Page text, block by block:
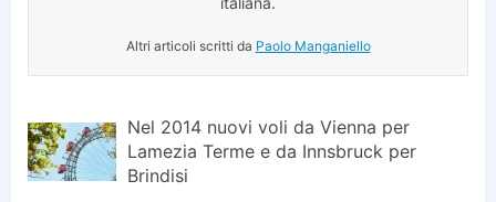
Altri articoli scritti da Paolo Manganiello
Nel 2014 nuovi voli da Vienna per
Lamezia Terme e da Innsbruck per
Brindisi